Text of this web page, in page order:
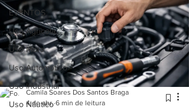
EVENTOS
Uso Agrícola
Uso Moto
Uso Automotivo
Uso Industrial
Uso Náutico
Camila Soares Dos Santos Braga
4 de abr. 6 min de leitura